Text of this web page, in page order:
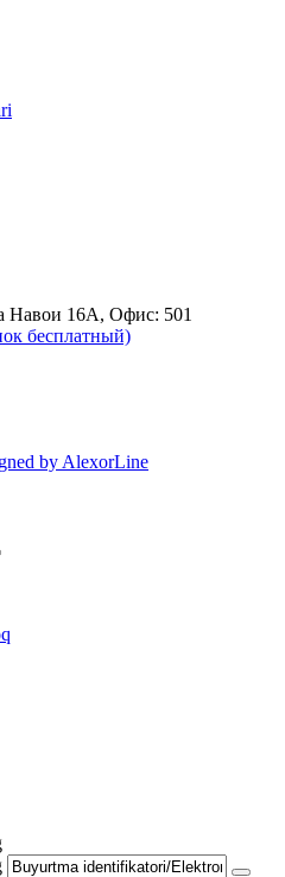
Навои 16А, Офис: 501
бесплатный)
by AlexorLine